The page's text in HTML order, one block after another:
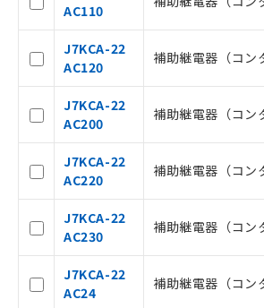
AC110
J7KCA-22
AC120
補助継電器（コン
J7KCA-22
AC200
補助継電器（コン
J7KCA-22
AC220
補助継電器（コン
J7KCA-22
AC230
補助継電器（コン
J7KCA-22
AC24
補助継電器（コン
記
号
○ 一定数以上の在庫あり
たはお客様担当のオ
ことをご了承ください。
在庫状況および標準価格
タに基づき作成されるも
覧された時点での実際の
了承ください。
正式な納期状況および標
ムロン制御機器販売店・
ご相談ください。
点は「販売ネットワーク
ください。